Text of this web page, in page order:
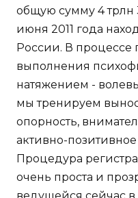
общую сумму 4 трлн
июня 2011 года
России. В процессе
выполнения
натяжением -
мы тренируем
опорность,
активно-
Процедура
очень проста и